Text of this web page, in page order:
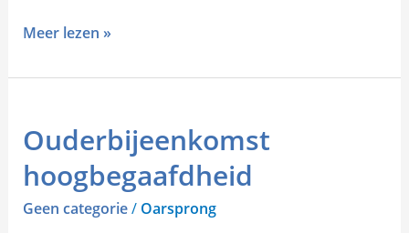
Meer lezen »
Ouderbijeenkomst
hoogbegaafdheid
Geen categorie/ Oarsprong
hoogbegaafdheid